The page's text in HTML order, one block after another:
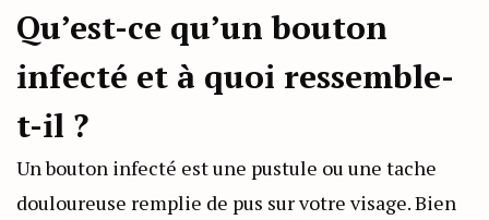
Qu’est-ce qu’un bouton
infecté et à quoi ressemble-
t-il ?
Un bouton infecté est une pustule ou une tache
douloureuse remplie de pus sur votre visage. Bien